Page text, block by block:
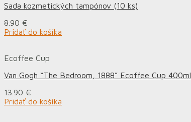
Sada kozmetických tampónov (10 ks)
8.90 €
Pridať do košíka
Ecoffee Cup
Van Gogh “The Bedroom, 1888” Ecoffee Cup 400ml
13.90 €
Pridať do košíka